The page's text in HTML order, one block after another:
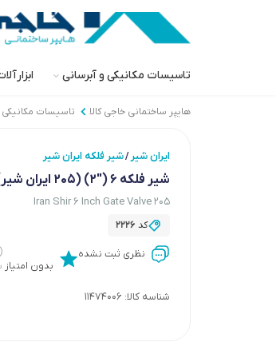
تاسیسات مکانیکی و آبرسانی
هایپر ساختمانی خاجی‌ کالا تاسیسات مکانیکی
ایران شیر /شیر فلکه ایران شیر
شیر فلکه 6 ("2) (205 ایران شیر)
Iran Shir 6 Inch Gate Valve 205
کد 2226
نظری ثبت نشده
بدون امتیاز
شناسه کالا: 11474006